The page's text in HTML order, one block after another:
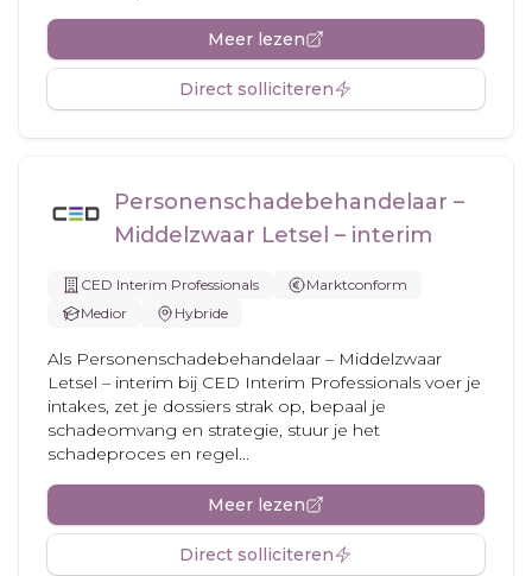
Meer lezen
Direct solliciteren
Personenschadebehandelaar –
Middelzwaar Letsel – interim
CED Interim Professionals
Marktconform
Medior
Hybride
Als Personenschadebehandelaar – Middelzwaar
Letsel – interim bij CED Interim Professionals voer je
intakes, zet je dossiers strak op, bepaal je
schadeomvang en strategie, stuur je het
schadeproces en regel...
Meer lezen
Direct solliciteren